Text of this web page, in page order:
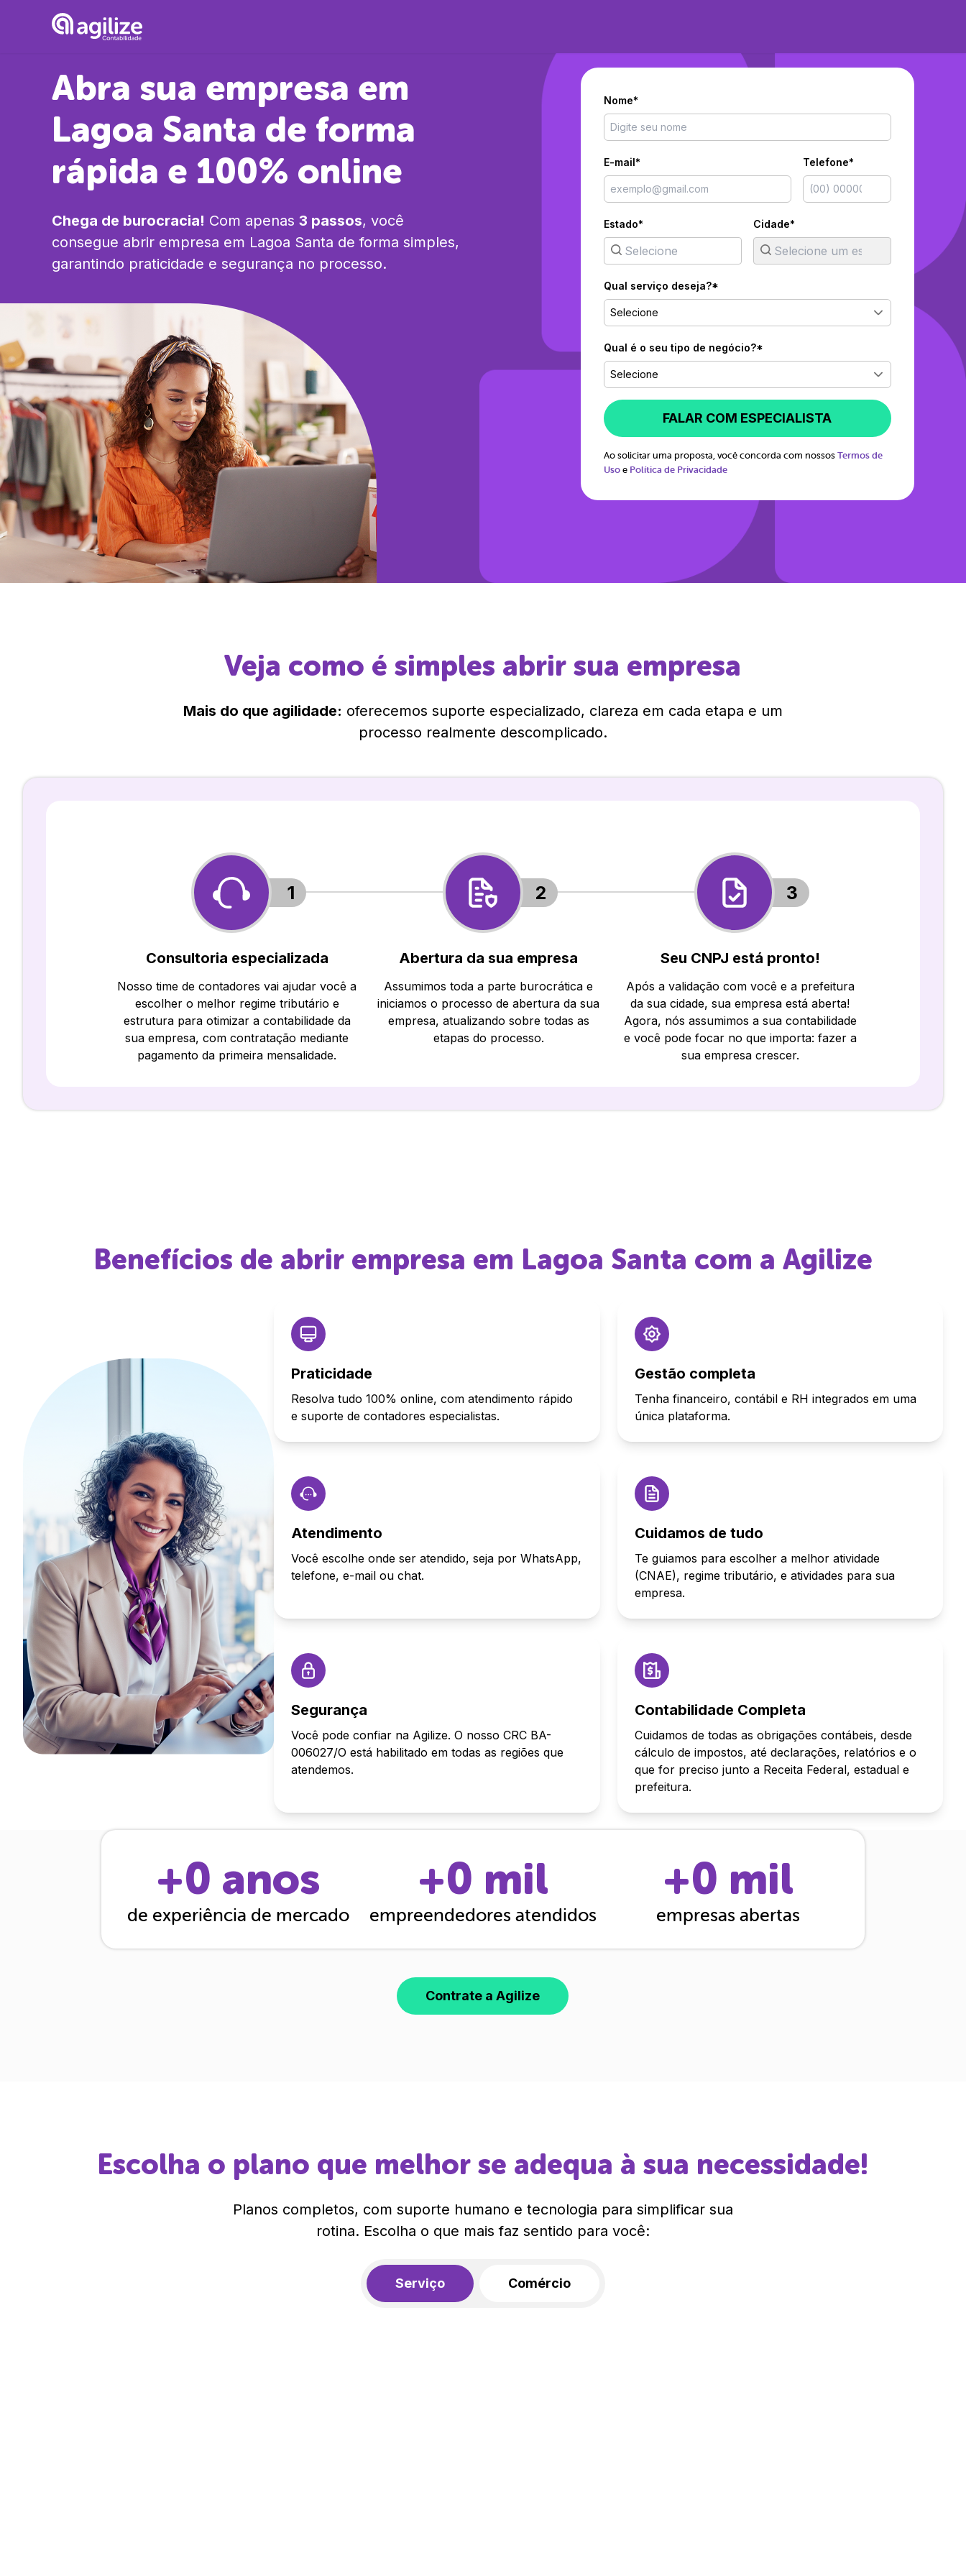
Abra sua empresa em
Lagoa Santa de forma
rápida e 100% online
Chega de burocracia! Com apenas 3 passos, você
consegue abrir empresa em Lagoa Santa de forma simples,
garantindo praticidade e segurança no processo.
Nome*
E-mail* Telefone*
Estado* Cidade*
Qual serviço deseja?*
Selecione
Qual é o seu tipo de negócio?*
Selecione
FALAR COM ESPECIALISTA
Ao solicitar uma proposta, você concorda com nossos Termos de
Uso e Política de Privacidade
Veja como é simples abrir sua empresa
Mais do que agilidade: oferecemos suporte especializado, clareza em cada etapa e um
processo realmente descomplicado.
1
Consultoria especializada
Nosso time de contadores vai ajudar você a
escolher o melhor regime tributário e
estrutura para otimizar a contabilidade da
sua empresa, com contratação mediante
pagamento da primeira mensalidade.
2
Abertura da sua empresa
Assumimos toda a parte burocrática e
iniciamos o processo de abertura da sua
empresa, atualizando sobre todas as
etapas do processo.
3
Seu CNPJ está pronto!
Após a validação com você e a prefeitura
da sua cidade, sua empresa está aberta!
Agora, nós assumimos a sua contabilidade
e você pode focar no que importa: fazer a
sua empresa crescer.
Benefícios de abrir empresa em Lagoa Santa com a Agilize
Praticidade
Resolva tudo 100% online, com atendimento rápido
e suporte de contadores especialistas.
Gestão completa
Tenha financeiro, contábil e RH integrados em uma
única plataforma.
Atendimento
Você escolhe onde ser atendido, seja por WhatsApp,
telefone, e-mail ou chat.
Cuidamos de tudo
Te guiamos para escolher a melhor atividade
(CNAE), regime tributário, e atividades para sua
empresa.
Segurança
Você pode confiar na Agilize. O nosso CRC BA-
006027/O está habilitado em todas as regiões que
atendemos.
Contabilidade Completa
Cuidamos de todas as obrigações contábeis, desde
cálculo de impostos, até declarações, relatórios e o
que for preciso junto a Receita Federal, estadual e
prefeitura.
+0 anos
de experiência de mercado
+0 mil
empreendedores atendidos
+0 mil
empresas abertas
Contrate a Agilize
Escolha o plano que melhor se adequa à sua necessidade!
Planos completos, com suporte humano e tecnologia para simplificar sua
rotina. Escolha o que mais faz sentido para você:
Serviço Comércio